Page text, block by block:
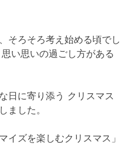
そろそろ考え始める頃でし
い思いの過ごし方がある
日に寄り添う クリスマス
ました。
イズを楽しむクリスマス」